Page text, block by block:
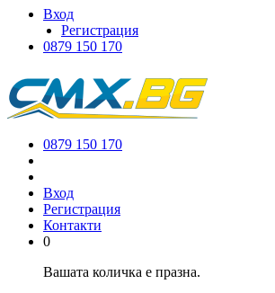
Вход
Регистрация
0879 150 170
0879 150 170
Вход
Регистрация
Контакти
0
Вашата количка е празна.